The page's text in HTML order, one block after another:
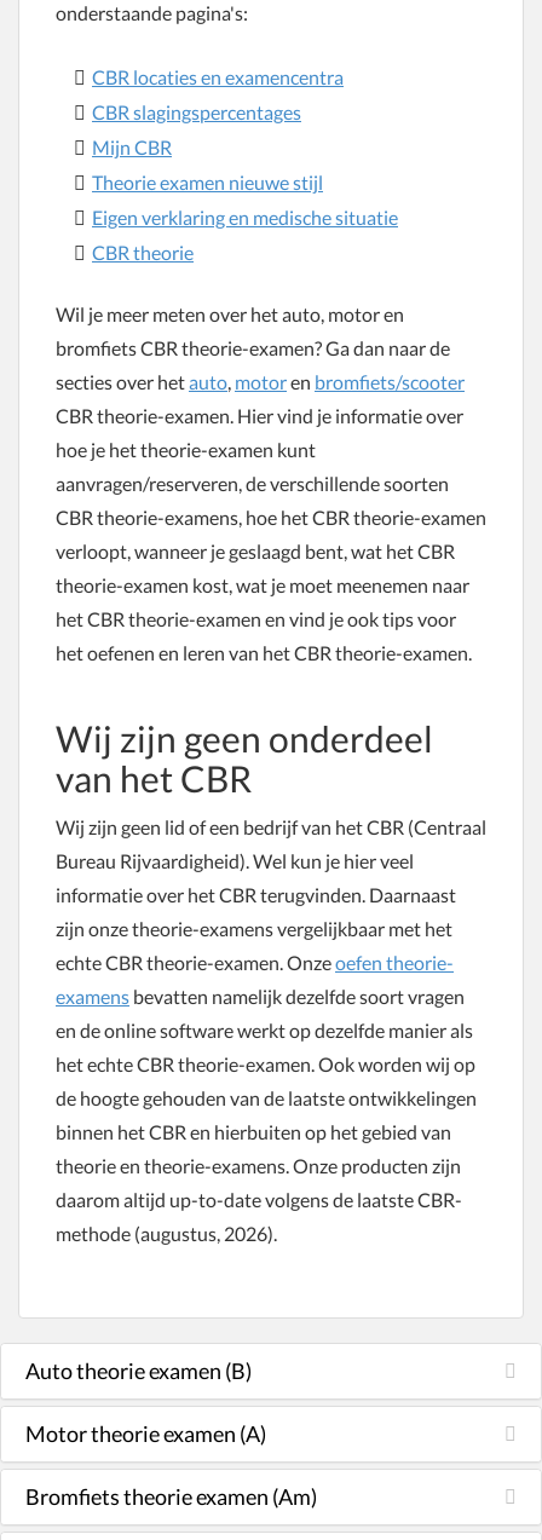
onderstaande pagina's:
CBR locaties en examencentra
CBR slagingspercentages
Mijn CBR
Theorie examen nieuwe stijl
Eigen verklaring en medische situatie
CBR theorie
Wil je meer meten over het auto, motor en
bromfiets CBR theorie-examen? Ga dan naar de
secties over hetauto, motoren bromfiets/scooter
CBR theorie-examen. Hier vind je informatie over
hoe je het theorie-examen kunt
aanvragen/reserveren, de verschillende soorten
CBR theorie-examens, hoe het CBR theorie-examen
verloopt, wanneer je geslaagd bent, wat het CBR
theorie-examen kost, wat je moet meenemen naar
het CBR theorie-examen en vind je ook tips voor
het oefenen en leren van het CBR theorie-examen.
Wij zijn geen onderdeel
van het CBR
Wij zijn geen lid of een bedrijf van het CBR (Centraal
Bureau Rijvaardigheid). Wel kun je hier veel
informatie over het CBR terugvinden. Daarnaast
zijn onze theorie-examens vergelijkbaar met het
echte CBR theorie-examen. Onzeoefen theorie-
examens bevatten namelijk dezelfde soort vragen
en de online software werkt op dezelfde manier als
het echte CBR theorie-examen. Ook worden wij op
de hoogte gehouden van de laatste ontwikkelingen
binnen het CBR en hierbuiten op het gebied van
theorie en theorie-examens. Onze producten zijn
daarom altijd up-to-date volgens de laatste CBR-
methode (augustus, 2026).
Auto theorie examen (B)
Motor theorie examen (A)
Bromfiets theorie examen (Am)